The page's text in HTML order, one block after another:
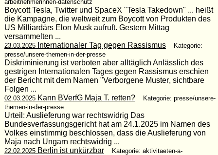
arbeitnehmerinnen-datenschutz
Boycott Tesla, Twitter und SpaceX "Tesla Takedown" ... heißt
die Kampagne, die weltweit zum Boycott von Produkten des
US Milliardärs Elon Musk aufruft. Gestern Mittag
versammelten ...
23.03.2025Internationaler Tag gegen Rassismus
Kategorie:
presse/unsere-themen-in-der-presse
Diskriminierung ist verboten aber alltäglich Anlässlich des
gestrigen Internationalen Tages gegen Rassismus erschien
der Bericht mit dem Namen "Verborgene Muster, sichtbare
Folgen ...
02.03.2025Kann BVerfG Maja T. retten?
Kategorie: presse/unsere-
themen-in-der-presse
Urteil: Auslieferung war rechtswidrig Das
Bundesverfassungsgericht hat am 24.1.2025 im Namen des
Volkes einstimmig beschlossen, dass die Auslieferung von
Maja nach Ungarn rechtswidrig ...
22.02.2025Berlin ist unkürzbar
Kategorie: aktivitaeten-a-